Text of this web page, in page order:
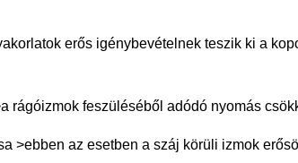
erős igénybevételnek teszik ki a
rágóizmok feszüléséből adódó nyomás
>ebben az esetben a száj körüli izmok